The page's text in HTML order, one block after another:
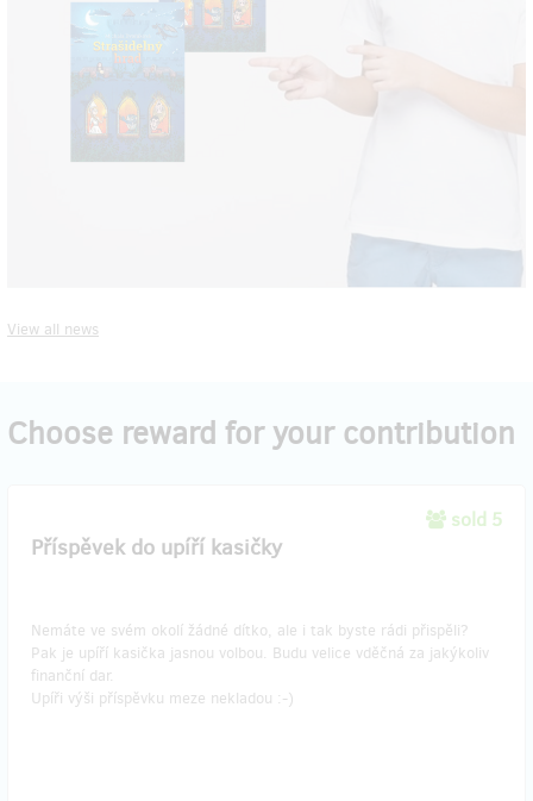
View all news
Choose reward for your contribution
sold 5
Příspěvek do upíří kasičky
Nemáte ve svém okolí žádné dítko, ale i tak byste rádi přispěli?
Pak je upíří kasička jasnou volbou. Budu velice vděčná za jakýkoliv
finanční dar.
Upíři výši příspěvku meze nekladou :-)